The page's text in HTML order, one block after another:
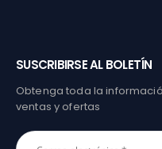
SUSCRIBIRSE AL BOLETÍN
Obtenga toda la
ventas y ofertas